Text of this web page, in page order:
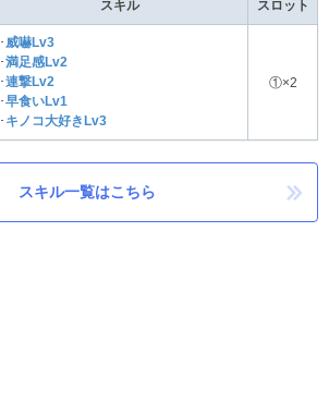
スキル スロット
･ 威嚇Lv3
･満足感Lv2
･連撃Lv2
･早食いLv1
･ キノコ大好きLv3
①×2
スキル一覧はこちら